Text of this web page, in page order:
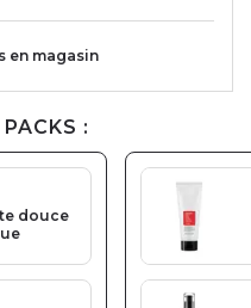
en magasin
:
douce